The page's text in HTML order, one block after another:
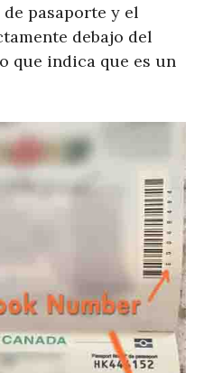
pasaporte y el
debajo del
que indica que es un